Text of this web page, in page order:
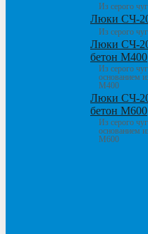
Из серого
Люки СЧ-
Из серого
Люки СЧ-
бетон М400
Из серого
основанием
М400
Люки СЧ-
бетон М600
Из серого
основанием
М600